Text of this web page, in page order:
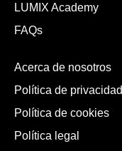
LUMIX Academy
FAQs
Acerca de nosotros
Política de privacidad
Política de cookies
Política legal